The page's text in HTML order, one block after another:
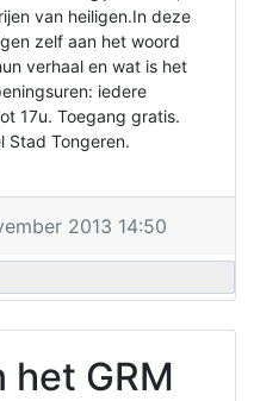
van heiligen.In deze
zelf aan het woord
verhaal en wat is het
iedere
17u. Toegang gratis.
Stad Tongeren.
2013 14:50
het GRM